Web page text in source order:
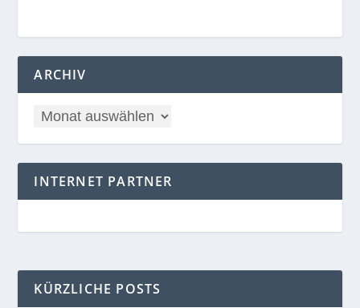
ARCHIV
INTERNET PARTNER
KÜRZLICHE POSTS